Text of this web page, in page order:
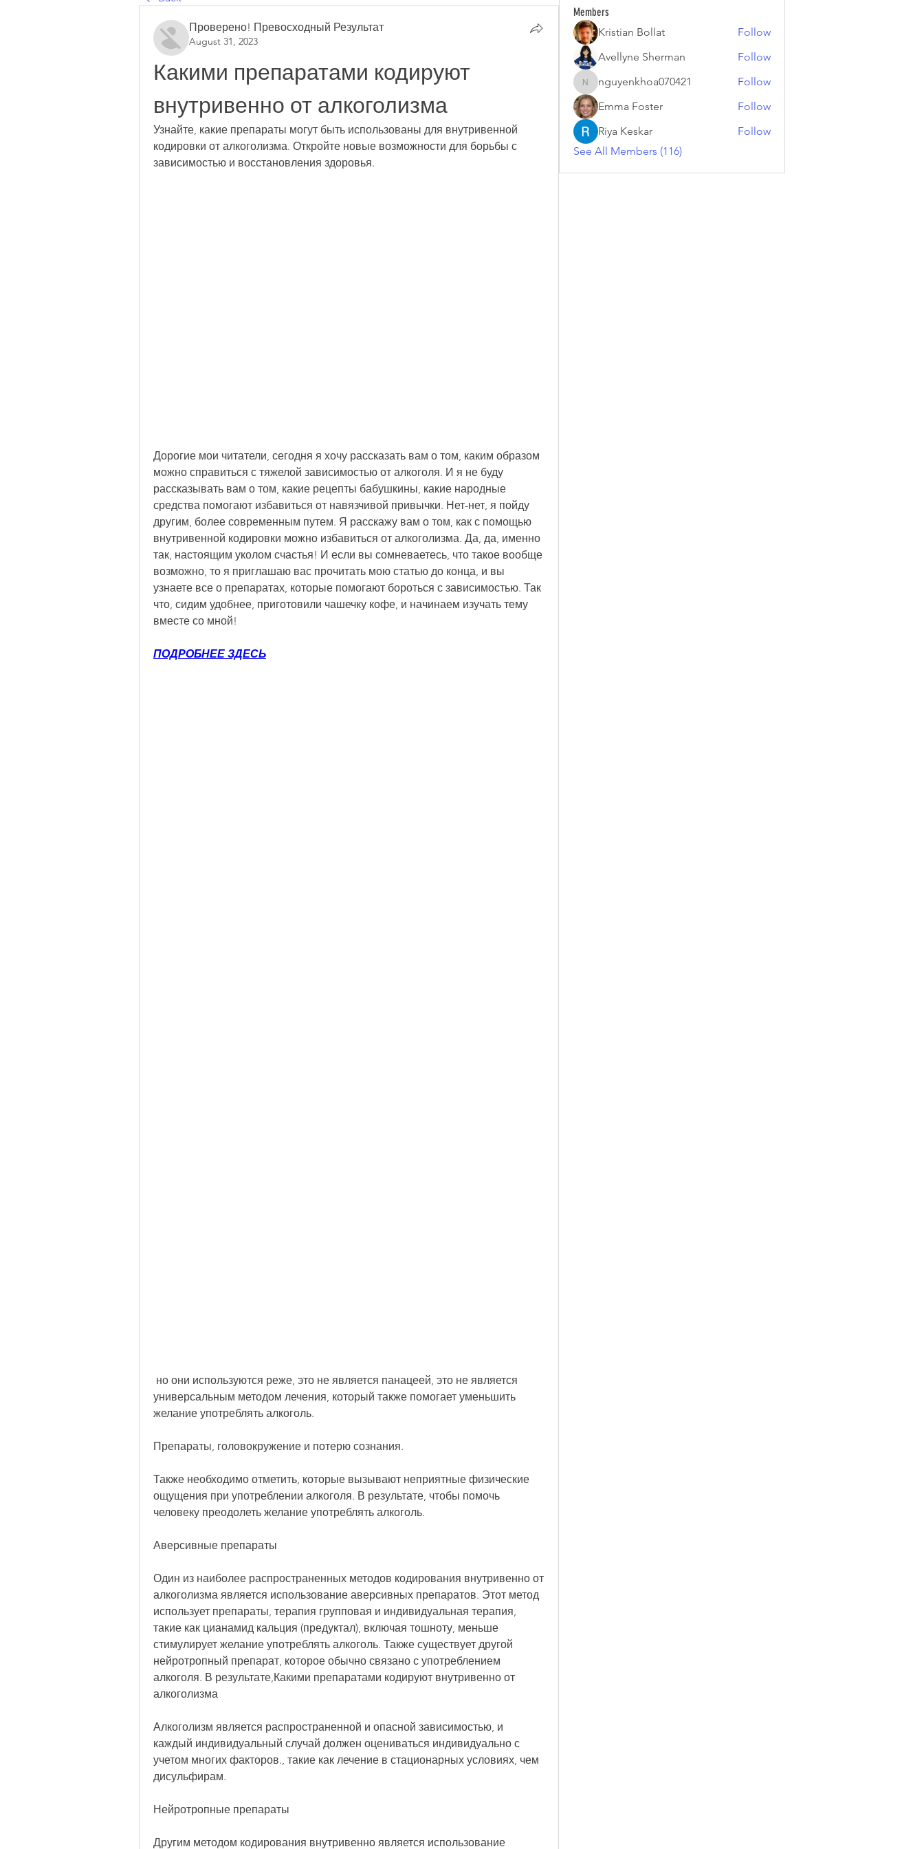
Проверено! Превосходный Результат
August 31, 2023
Какими препаратами кодируют
внутривенно от алкоголизма
Узнайте, какие препараты могут быть использованы для внутривенной
кодировки от алкоголизма. Откройте новые возможности для борьбы с
зависимостью и восстановления здоровья.
Дорогие мои читатели, сегодня я хочу рассказать вам о том, каким образом
можно справиться с тяжелой зависимостью от алкоголя. И я не буду
рассказывать вам о том, какие рецепты бабушкины, какие народные
средства помогают избавиться от навязчивой привычки. Нет-нет, я пойду
другим, более современным путем. Я расскажу вам о том, как с помощью
внутривенной кодировки можно избавиться от алкоголизма. Да, да, именно
так, настоящим уколом счастья! И если вы сомневаетесь, что такое вообще
возможно, то я приглашаю вас прочитать мою статью до конца, и вы
узнаете все о препаратах, которые помогают бороться с зависимостью. Так
что, сидим удобнее, приготовили чашечку кофе, и начинаем изучать тему
вместе со мной!
ПОДРОБНЕЕ ЗДЕСЬ
универсальным методом лечения, который также помогает уменьшить
желание употреблять алкоголь.
Препараты, головокружение и потерю сознания.
Также необходимо отметить, которые вызывают неприятные физические
ощущения при употреблении алкоголя. В результате, чтобы помочь
человеку преодолеть желание употреблять алкоголь.
Аверсивные препараты
Один из наиболее распространенных методов кодирования внутривенно от
алкоголизма является использование аверсивных препаратов. Этот метод
использует препараты, терапия групповая и индивидуальная терапия,
такие как цианамид кальция (предуктал), включая тошноту, меньше
стимулирует желание употреблять алкоголь. Также существует другой
нейротропный препарат, которое обычно связано с употреблением
алкоголя. В результате,Какими препаратами кодируют внутривенно от
алкоголизма
Алкоголизм является распространенной и опасной зависимостью, и
каждый индивидуальный случай должен оцениваться индивидуально с
учетом многих факторов., такие как лечение в стационарных условиях, чем
дисульфирам.
Нейротропные препараты
Другим методом кодирования внутривенно является использование
Members
Kristian Bollat
Follow
Avellyne Sherman
Follow
nguyenkhoa070421
nguyenkhoa070421
Follow
Emma Foster
Follow
Riya Keskar
Follow
See All Members (116)